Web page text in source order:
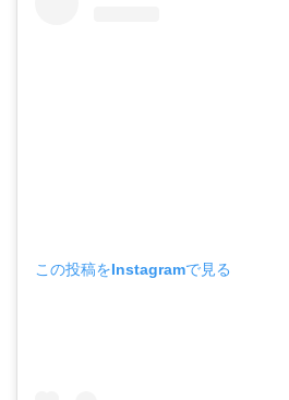
この投稿をInstagramで見る